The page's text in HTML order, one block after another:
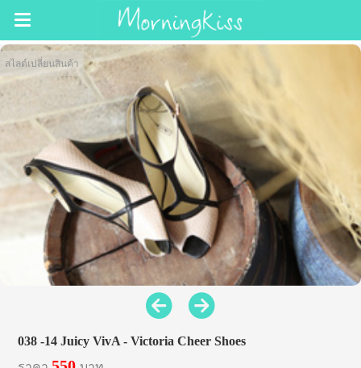
สไลด์เปลี่ยนสินค้า
038 -14 Juicy VivA - Victoria Cheer Shoes